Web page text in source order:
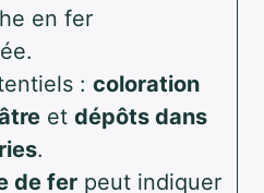
en fer
: coloration
et dépôts dans
.
de fer peut indiquer